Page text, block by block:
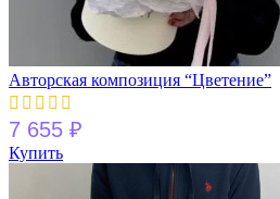
Авторская композиция “Цветение”
7 655 ₽
Купить